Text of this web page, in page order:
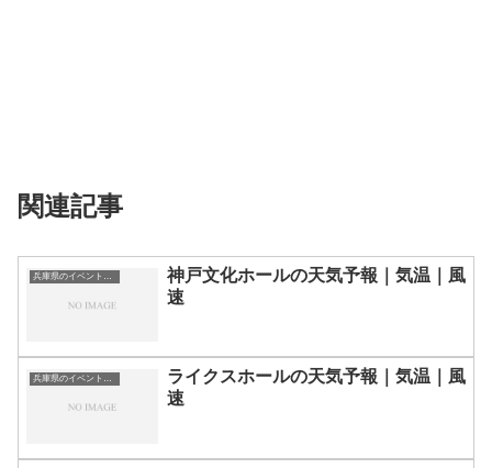
関連記事
兵庫県のイベント会場一覧
神戸文化ホールの天気予報｜気温｜風
速
兵庫県のイベント会場一覧
ライクスホールの天気予報｜気温｜風
速